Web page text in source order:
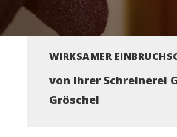
WIRKSAMER
von Ihrer Schreinerei
Gröschel